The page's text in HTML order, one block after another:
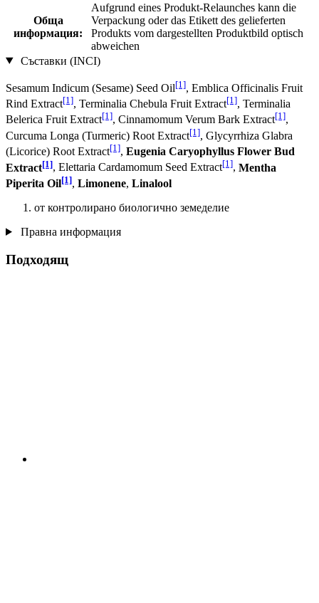
Обща
информация:
Aufgrund eines Produkt-Relaunches kann die
Verpackung oder das Etikett des gelieferten
Produkts vom dargestellten Produktbild optisch
abweichen
Съставки (INCI)
Sesamum Indicum (Sesame) Seed Oil[1], Emblica Officinalis Fruit
Rind Extract[1], Terminalia Chebula Fruit Extract[1], Terminalia
Belerica Fruit Extract[1], Cinnamomum Verum Bark Extract[1],
Curcuma Longa (Turmeric) Root Extract[1], Glycyrrhiza Glabra
(Licorice) Root Extract[1], Eugenia Caryophyllus Flower Bud
Extract[1], Elettaria Cardamomum Seed Extract[1], Mentha
Piperita Oil[1], Limonene, Linalool
от контролирано биологично земеделие
Правна информация
Подходящ